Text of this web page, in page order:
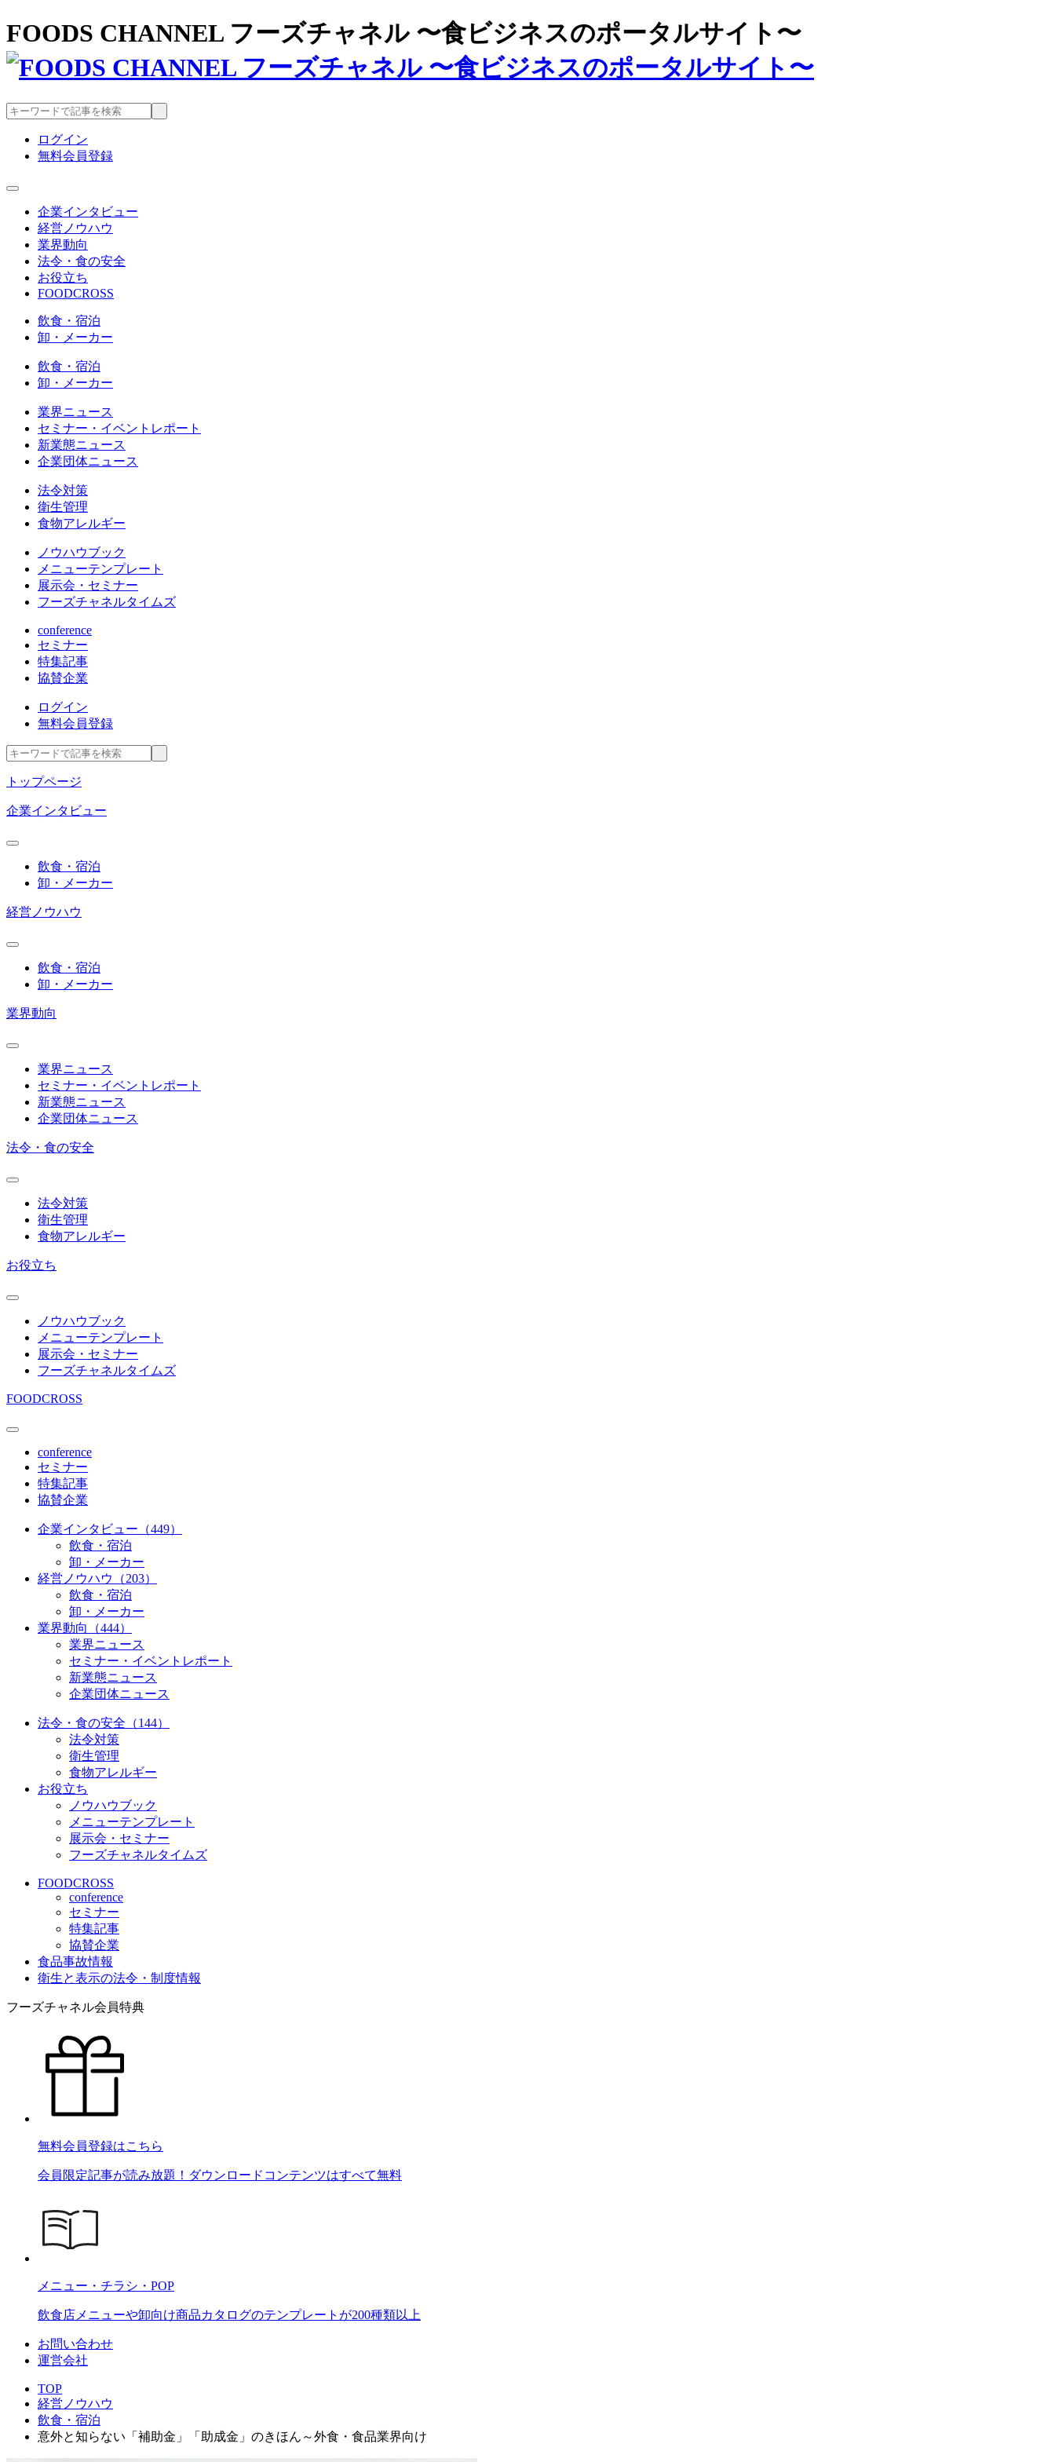
FOODS CHANNEL フーズチャネル 〜食ビジネスのポータルサイト〜
ログイン
無料会員登録
企業インタビュー
経営ノウハウ
業界動向
法令・食の安全
お役立ち
FOODCROSS
飲食・宿泊
卸・メーカー
飲食・宿泊
卸・メーカー
業界ニュース
セミナー・イベントレポート
新業態ニュース
企業団体ニュース
法令対策
衛生管理
食物アレルギー
ノウハウブック
メニューテンプレート
展示会・セミナー
フーズチャネルタイムズ
conference
セミナー
特集記事
協賛企業
ログイン
無料会員登録
トップページ
企業インタビュー
飲食・宿泊
卸・メーカー
経営ノウハウ
飲食・宿泊
卸・メーカー
業界動向
業界ニュース
セミナー・イベントレポート
新業態ニュース
企業団体ニュース
法令・食の安全
法令対策
衛生管理
食物アレルギー
お役立ち
ノウハウブック
メニューテンプレート
展示会・セミナー
フーズチャネルタイムズ
FOODCROSS
conference
セミナー
特集記事
協賛企業
企業インタビュー（449）
飲食・宿泊
卸・メーカー
経営ノウハウ（203）
飲食・宿泊
卸・メーカー
業界動向（444）
業界ニュース
セミナー・イベントレポート
新業態ニュース
企業団体ニュース
法令・食の安全（144）
法令対策
衛生管理
食物アレルギー
お役立ち
ノウハウブック
メニューテンプレート
展示会・セミナー
フーズチャネルタイムズ
FOODCROSS
conference
セミナー
特集記事
協賛企業
食品事故情報
衛生と表示の法令・制度情報
フーズチャネル会員特典
無料会員登録はこちら
会員限定記事が読み放題！ダウンロードコンテンツはすべて無料
メニュー・チラシ・POP
飲食店メニューや卸向け商品カタログのテンプレートが200種類以上
お問い合わせ
運営会社
TOP
経営ノウハウ
飲食・宿泊
意外と知らない「補助金」「助成金」のきほん～外食・食品業界向け